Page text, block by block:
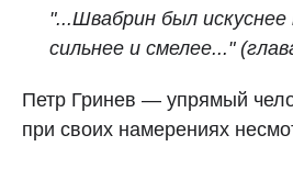
"...Швабрин был искуснее
сильнее и смелее..."
Петр Гринев — упрямый
при своих намерениях